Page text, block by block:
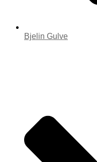
Bjelin Gulve